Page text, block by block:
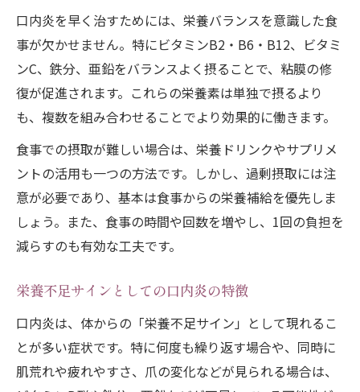
口内炎を早く治すためには、栄養バランスを意識した食
事が欠かせません。特にビタミンB2・B6・B12、ビタミ
ンC、鉄分、亜鉛をバランスよく摂ることで、粘膜の修
復が促進されます。これらの栄養素は単独で摂るより
も、複数を組み合わせることでより効果的に働きます。
食事での摂取が難しい場合は、栄養ドリンクやサプリメ
ントの活用も一つの方法です。しかし、過剰摂取には注
意が必要であり、基本は食事からの栄養補給を優先しま
しょう。また、食事の時間や回数を増やし、1回の負担を
減らすのも有効な工夫です。
栄養不足サインとしての口内炎の特徴
口内炎は、体からの「栄養不足サイン」として現れるこ
とが多い症状です。特に何度も繰り返す場合や、同時に
肌荒れや疲れやすさ、爪の変化などが見られる場合は、